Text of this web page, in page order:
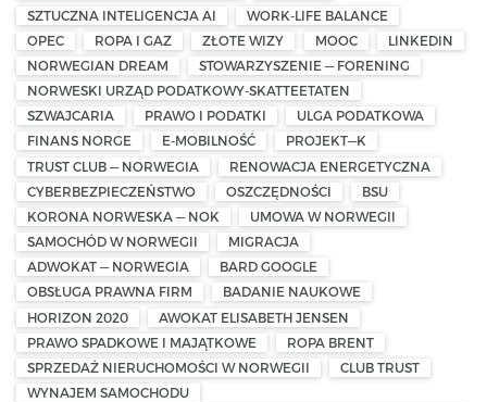
SZTUCZNA INTELIGENCJA AI
WORK-LIFE BALANCE
OPEC
ROPA I GAZ ZŁOTE WIZY MOOC
LINKEDIN
NORWEGIAN DREAM
STOWARZYSZENIE — FORENING
NORWESKI URZĄD PODATKOWY-SKATTEETATEN
SZWAJCARIA
PRAWO I PODATKI
ULGA PODATKOWA
FINANS NORGE
E-MOBILNOŚĆ
PROJEKT—K
TRUST CLUB — NORWEGIA
RENOWACJA ENERGETYCZNA
CYBERBEZPIECZEŃSTWO
OSZCZĘDNOŚCI
BSU
KORONA NORWESKA — NOK
UMOWA W NORWEGII
SAMOCHÓD W NORWEGII
MIGRACJA
ADWOKAT — NORWEGIA
BARD GOOGLE
OBSŁUGA PRAWNA FIRM
BADANIE NAUKOWE
HORIZON 2020
AWOKAT ELISABETH JENSEN
PRAWO SPADKOWE I MAJĄTKOWE
ROPA BRENT
SPRZEDAŻ NIERUCHOMOŚCI W NORWEGII
CLUB TRUST
WYNAJEM SAMOCHODU